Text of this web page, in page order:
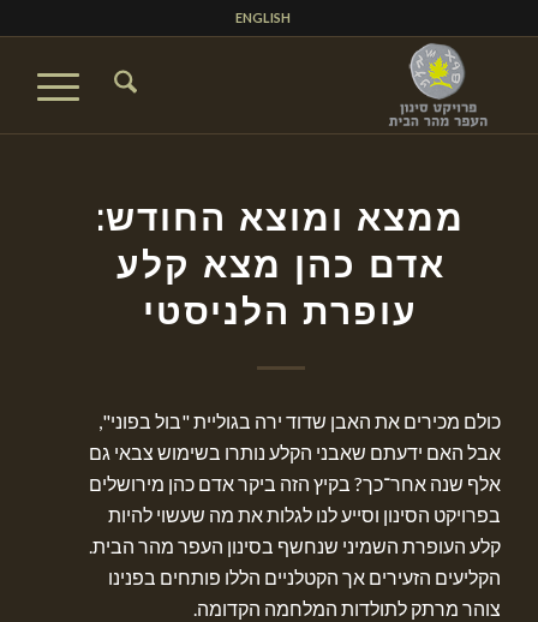
ENGLISH
ממצא ומוצא החודש:
אדם כהן מצא קלע
עופרת הלניסטי
כולם מכירים את האבן שדוד ירה בגוליית "בול בפוני",
אבל האם ידעתם שאבני הקלע נותרו בשימוש צבאי גם
אלף שנה אחר־כך? בקיץ הזה ביקר אדם כהן מירושלים
בפרויקט הסינון וסייע לנו לגלות את מה שעשוי להיות
קלע העופרת השמיני שנחשף בסינון העפר מהר הבית.
הקליעים הזעירים אך הקטלניים הללו פותחים בפנינו
צוהר מרתק לתולדות המלחמה הקדומה.